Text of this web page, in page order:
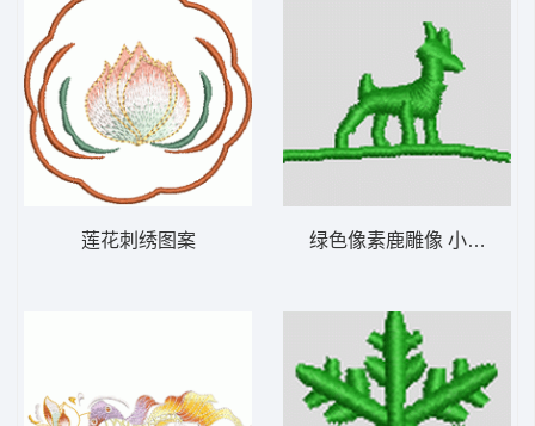
莲花刺绣图案 绿色像素鹿雕像 小鹿 帽绣